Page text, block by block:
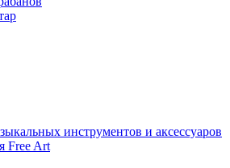
инструментов и аксессуаров
Free Art